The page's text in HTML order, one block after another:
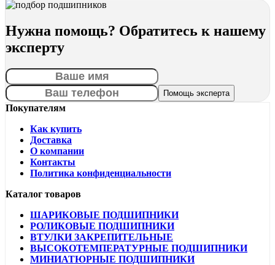
Нужна помощь? Обратитесь к нашему
эксперту
Покупателям
Как купить
Доставка
О компании
Контакты
Политика конфиденциальности
Каталог товаров
ШАРИКОВЫЕ ПОДШИПНИКИ
РОЛИКОВЫЕ ПОДШИПНИКИ
ВТУЛКИ ЗАКРЕПИТЕЛЬНЫЕ
ВЫСОКОТЕМПЕРАТУРНЫЕ ПОДШИПНИКИ
МИНИАТЮРНЫЕ ПОДШИПНИКИ